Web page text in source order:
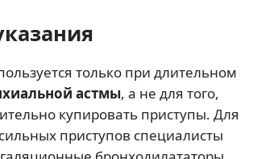
только при длительном
астмы, а не для того,
купировать приступы. Для
приступов специалисты